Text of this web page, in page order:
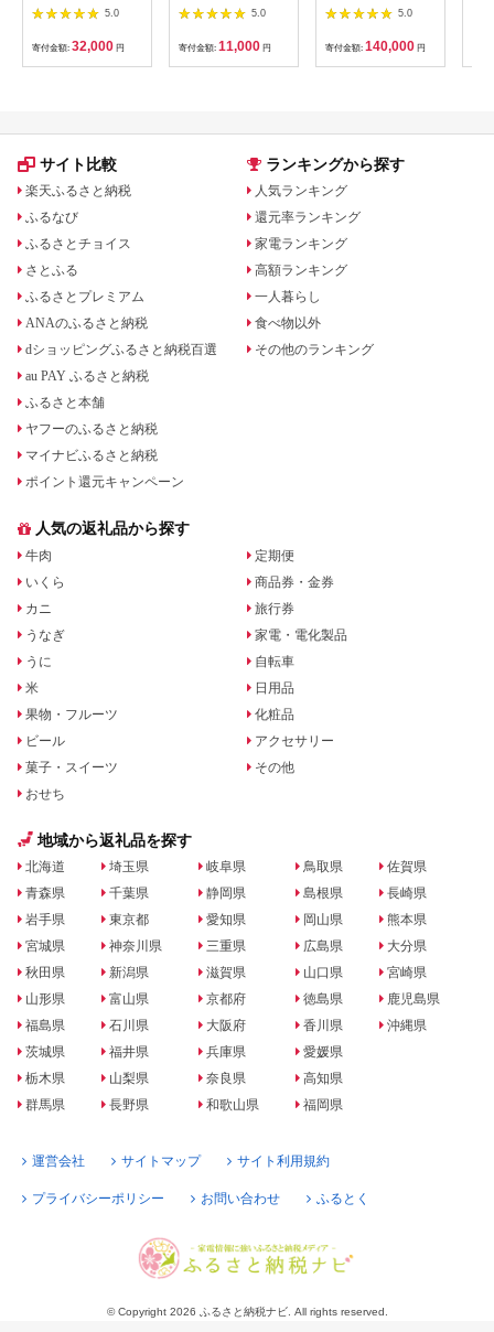
351XL＋350XL/6MP
5.0
寄付金額: 32,000 円
ブラック)｜Type-C 充
5.0
寄付金額: 11,000 円
イド 4K タッチパネ
ル対応 リファビッシ
ュ品【1466952】
5.0
寄付金額: 140,000 円
サイト比較
楽天ふるさと納税
ふるなび
ふるさとチョイス
さとふる
ふるさとプレミアム
ANAのふるさと納税
dショッピングふるさと納税百選
au PAY ふるさと納税
ふるさと本舗
ヤフーのふるさと納税
マイナビふるさと納税
ポイント還元キャンペーン
ランキングから探す
人気ランキング
還元率ランキング
家電ランキング
高額ランキング
一人暮らし
食べ物以外
その他のランキング
人気の返礼品から探す
牛肉
いくら
カニ
うなぎ
うに
米
果物・フルーツ
ビール
菓子・スイーツ
おせち
定期便
商品券・金券
旅行券
家電・電化製品
自転車
日用品
化粧品
アクセサリー
その他
地域から返礼品を探す
北海道
青森県
岩手県
宮城県
秋田県
山形県
福島県
茨城県
栃木県
群馬県
埼玉県
千葉県
東京都
神奈川県
新潟県
富山県
石川県
福井県
山梨県
長野県
岐阜県
静岡県
愛知県
三重県
滋賀県
京都府
大阪府
兵庫県
奈良県
和歌山県
鳥取県
島根県
岡山県
広島県
山口県
徳島県
香川県
愛媛県
高知県
福岡県
佐賀県
長崎県
熊本県
大分県
宮崎県
鹿児島県
沖縄県
運営会社 サイトマップ サイト利用規約
プライバシーポリシー お問い合わせ ふるとく
© Copyright 2026 ふるさと納税ナビ. All rights reserved.